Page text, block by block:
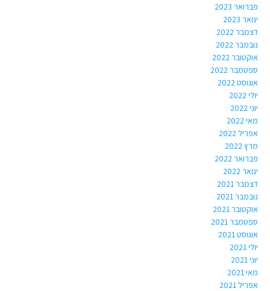
פברואר 2023
ינואר 2023
דצמבר 2022
נובמבר 2022
אוקטובר 2022
ספטמבר 2022
אוגוסט 2022
יולי 2022
יוני 2022
מאי 2022
אפריל 2022
מרץ 2022
פברואר 2022
ינואר 2022
דצמבר 2021
נובמבר 2021
אוקטובר 2021
ספטמבר 2021
אוגוסט 2021
יולי 2021
יוני 2021
מאי 2021
אפריל 2021